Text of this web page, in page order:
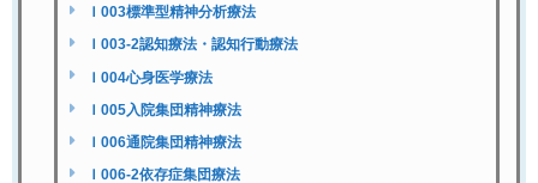
Ｉ003標準型精神分析療法
Ｉ003-2認知療法・認知行動療法
Ｉ004心身医学療法
Ｉ005入院集団精神療法
Ｉ006通院集団精神療法
Ｉ006-2依存症集団療法